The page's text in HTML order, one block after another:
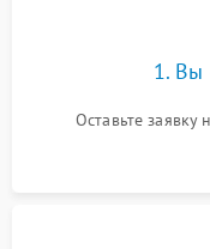
защиты от перегрузок
1. Вы
Оставьте заявку